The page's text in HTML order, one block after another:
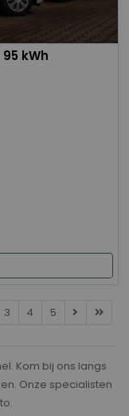
kWh
3 4 5
Kom bij ons langs
Onze specialisten